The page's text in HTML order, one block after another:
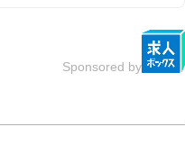
Sponsored by